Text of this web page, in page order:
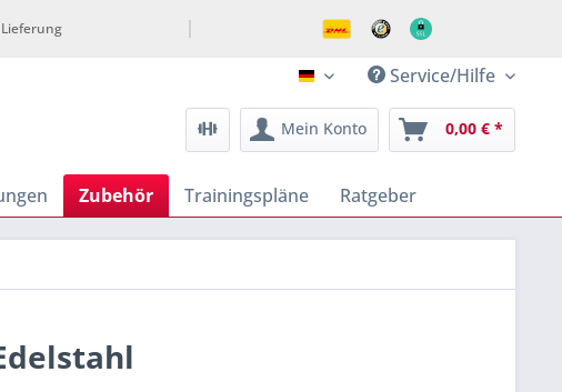
klimmzugstangen.de - epic
Service/Hilfe
Mein Konto 0,00 € *
Zubehör Trainingspläne Ratgeber